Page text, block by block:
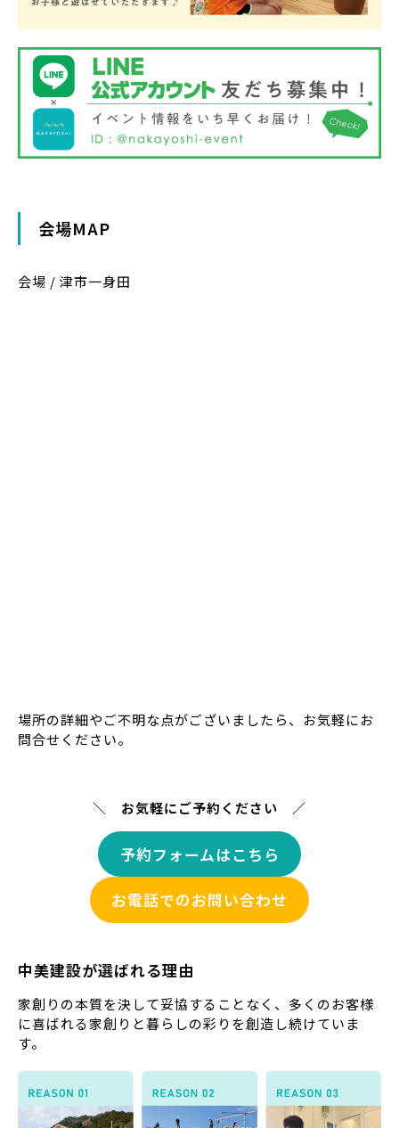
会場MAP
会場 / 津市一身田
場所の詳細やご不明な点がございましたら、お気軽にお
問合せください。
＼ お気軽にご予約ください ／
予約フォームはこちら
お電話でのお問い合わせ
中美建設が選ばれる理由
家創りの本質を決して妥協することなく、多くのお客様
に喜ばれる家創りと暮らしの彩りを創造し続けていま
す。